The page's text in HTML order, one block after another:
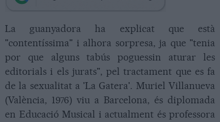
La guanyadora ha explicat que està
"contentíssima" i alhora sorpresa, ja que "tenia
por que alguns tabús poguessin aturar les
editorials i els jurats", pel tractament que es fa
de la sexualitat a 'La Gatera'. Muriel Villanueva
(València, 1976) viu a Barcelona, és diplomada
en Educació Musical i actualment és professora